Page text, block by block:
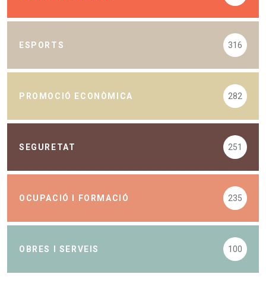
ESPORTS 316
PROMOCIÓ ECONÒMICA 282
SEGURETAT 251
OCUPACIÓ I FORMACIÓ 235
OBRES I SERVEIS 100